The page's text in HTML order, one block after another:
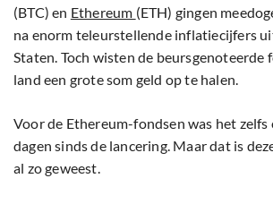
(BTC) en Ethereum (ETH) gingen
na enorm teleurstellende inflatiecijfers
Staten. Toch wisten de beursgenoteerde
land een grote som geld op te halen.
Voor de Ethereum-fondsen was het zelfs
dagen sinds de lancering. Maar dat is
al zo geweest.